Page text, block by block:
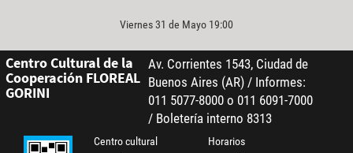
Viernes 31 de Mayo 19:00
Centro Cultural de la
Cooperación FLOREAL
GORINI
Av. Corrientes 1543, Ciudad de
Buenos Aires (AR) / Informes:
011 5077-8000 o 011 6091-7000
/ Boletería interno 8313
Centro cultural
Horarios